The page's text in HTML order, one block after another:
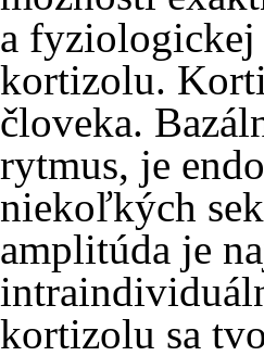
a fyziologickej
kortizolu.
človeka.
rytmus, je
niekoľkých
amplitúda je
kortizolu sa